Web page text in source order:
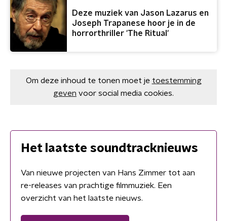
Deze muziek van Jason Lazarus en
Joseph Trapanese hoor je in de
horrorthriller 'The Ritual'
Om deze inhoud te tonen moet je toestemming
geven voor social media cookies.
Het laatste soundtracknieuws
Van nieuwe projecten van Hans Zimmer tot aan
re-releases van prachtige filmmuziek. Een
overzicht van het laatste nieuws.